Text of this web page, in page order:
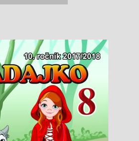
0,70 €. 0,20 €.